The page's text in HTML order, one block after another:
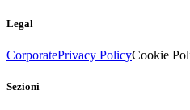
Legal
CorporatePrivacy PolicyCookie
Sezioni